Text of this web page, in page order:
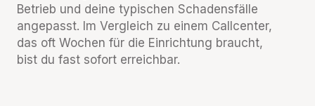
Betrieb und deine typischen Schadensfälle
angepasst. Im Vergleich zu einem Callcenter,
das oft Wochen für die Einrichtung braucht,
bist du fast sofort erreichbar.